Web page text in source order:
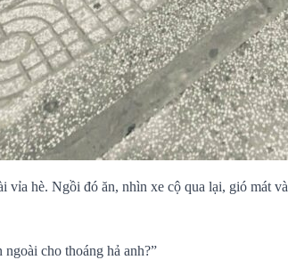
hè. Ngồi đó ăn, nhìn xe cộ qua lại, gió mát
cho thoáng hả anh?”